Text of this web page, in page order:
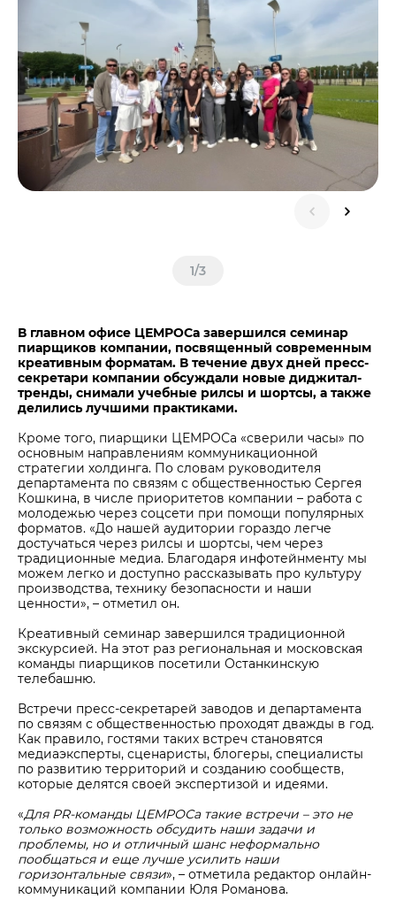
1/3
В главном офисе ЦЕМРОСа завершился семинар
пиарщиков компании, посвященный современным
креативным форматам. В течение двух дней пресс-
секретари компании обсуждали новые диджитал-
тренды, снимали учебные рилсы и шортсы, а также
делились лучшими практиками.
Кроме того, пиарщики ЦЕМРОСа «сверили часы» по
основным направлениям коммуникационной
стратегии холдинга. По словам руководителя
департамента по связям с общественностью Сергея
Кошкина, в числе приоритетов компании – работа с
молодежью через соцсети при помощи популярных
форматов. «До нашей аудитории гораздо легче
достучаться через рилсы и шортсы, чем через
традиционные медиа. Благодаря инфотейнменту мы
можем легко и доступно рассказывать про культуру
производства, технику безопасности и наши
ценности», – отметил он.
Креативный семинар завершился традиционной
экскурсией. На этот раз региональная и московская
команды пиарщиков посетили Останкинскую
телебашню.
Встречи пресс-секретарей заводов и департамента
по связям с общественностью проходят дважды в год.
Как правило, гостями таких встреч становятся
медиаэксперты, сценаристы, блогеры, специалисты
по развитию территорий и созданию сообществ,
которые делятся своей экспертизой и идеями.
«Для PR-команды ЦЕМРОСа такие встречи – это не
только возможность обсудить наши задачи и
проблемы, но и отличный шанс неформально
пообщаться и еще лучше усилить наши
горизонтальные связи», – отметила редактор онлайн-
коммуникаций компании Юля Романова.
Центры дистрибуции
Реализация ТМЦ и непрофильных активов
Политика в области закупок
В помощь поставщику
Люди ЦЕМРОСа
Технологии и тренды
Издание для клиентов
Аналитика цементной отрасли
Медиабанк
Пресса о нас